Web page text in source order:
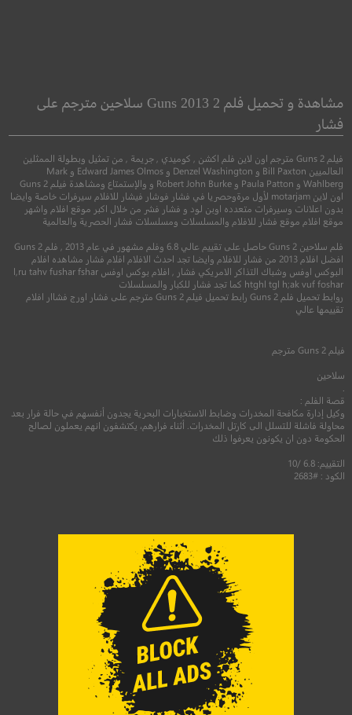
رصاصة مفقودة الجزء الثاني
6.3
مشاهدة و تحميل فلم 2 Guns 2013 سلاحين مترجم على
فشار
فيلم 2 Guns مترجم اون لاين فلم اكشن , كوميدي , جريمة , من تمثيل وبطولة الممثلين
العالميين Bill Paxton و Denzel Washington و Edward James Olmos و Mark
Wahlberg و Paula Patton و Robert John Burke و والإستمتاع ومشاهدة فيلم 2 Guns
اون لاين motarjam لأول مرةوحصريا في فشار فوشار فيشار للافلام سيرفرات خاصة وايضا
بدون اعلانات وسيرفرات متعدده اوبن لود و فشار فشر من خلال اكبر موقع افلام واشهر
موقع افلام موقع فشار للافلام والمسلسلات ومسلسلات فشار الحصرية والعالمية
فلم سلاحين 2 Guns حاصل على تقييم عالي 6.8 وفلم مشهور في عام 2013 , فلم 2 Guns
افضل افلام 2013 من فشار للافلام وايضا تجد احدث الافلام افلام فشار مشاهده افلام
البوكس اوفس وشباك التذاكر الامريكي فشار , افلام بوكس اوفس l,ru tahv fushar fshar
htghl tgl h;ak vuf foshar كما تجد فشار للكبار والمسلسلات
روابط تحميل فلم 2 Guns رابط تحميل فيلم 2 Guns مترجم على فشار اورج فشاار افلام
تقييمها عالي
فيلم 2 Guns
مترجم
سلاحين
قصة الفلم :
وكيل إدارة مكافحة المخدرات وضابط الاستخبارات البحرية يجدون أنفسهم في حالة فرار بعد
محاولة فاشلة للتسلل الى كارتل المخدرات. أثناء فرارهم، يكتشفون انهم يعملون لصالح
الحكومة دون ان يكونون يعرفوا ذلك
التقييم: 6.8 /10
الكود : #2683